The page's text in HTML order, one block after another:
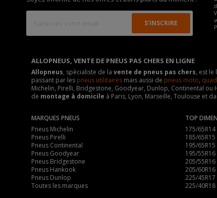
ALLOPNEUS, VENTE DE PNEUS PAS CHERS EN LIGNE
Allopneus, spécialiste de la vente de pneus pas chers, est le
passant par les pneus utilitaires mais aussi de pneus moto, quad
Michelin, Pirelli, Bridgestone, Goodyear, Dunlop, Continental
de montage à domicile à Paris, Lyon, Marseille, Toulouse et
MARQUES PNEUS
Pneus Michelin
Pneus Pirelli
Pneus Continental
Pneus Goodyear
Pneus Bridgestone
Pneus Hankook
Pneus Dunlop
Toutes les marques
TOP
175/65R14
185/65R15
195/65R15
195/55R16
205/55R16
205/60R16
225/45R17
225/40R18